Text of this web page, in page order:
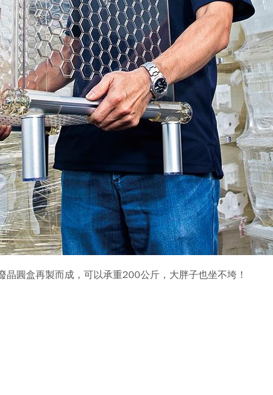
圓盒再製而成，可以承重200公斤，大胖子也坐不垮！